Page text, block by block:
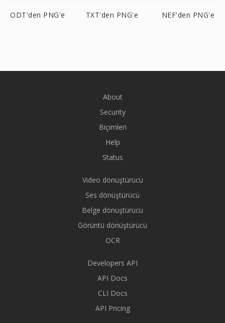
ODT'den PNG'e TXT'den PNG'e NEF'den PNG'e
About
Security
Biçimleri
Help
Status
Video dönüştürücü
Ses dönüştürücü
Belge dönüştürücü
Görüntü dönüştürücü
OCR
Developers API
API Docs
CLI Docs
API Pricing